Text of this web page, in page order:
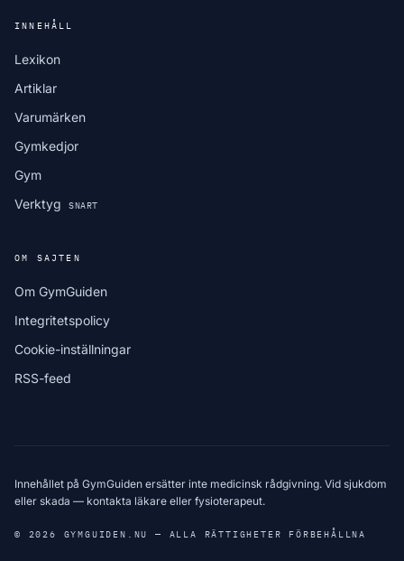
INNEHÅLL
Lexikon
Artiklar
Varumärken
Gymkedjor
Gym
Verktyg
SNART
OM SAJTEN
Om GymGuiden
Integritetspolicy
Cookie-inställningar
RSS-feed
Innehållet på GymGuiden ersätter inte medicinsk rådgivning. Vid sjukdom
eller skada — kontakta läkare eller fysioterapeut.
© 2026 GYMGUIDEN.NU — ALLA RÄTTIGHETER FÖRBEHÅLLNA